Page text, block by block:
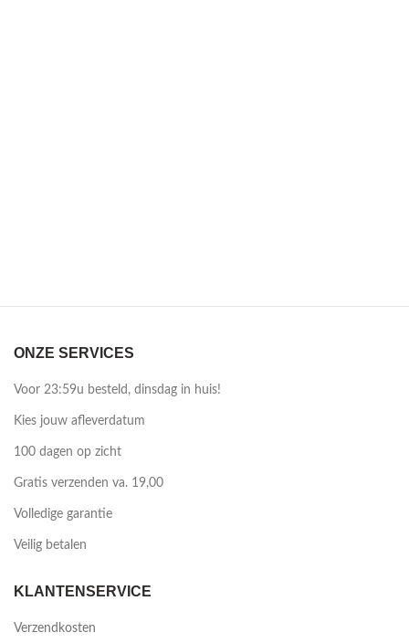
ONZE SERVICES
Voor 23:59u besteld, dinsdag in huis!
Kies jouw afleverdatum
100 dagen op zicht
Gratis verzenden va. 19,00
Volledige garantie
Veilig betalen
KLANTENSERVICE
Verzendkosten